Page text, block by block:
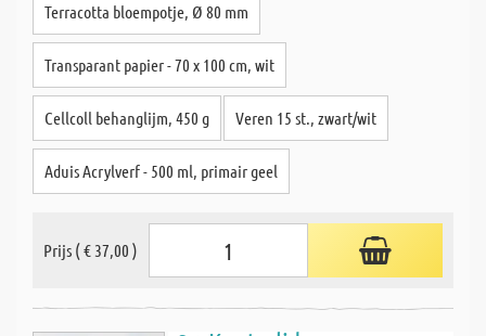
Terracotta bloempotje, Ø 80 mm
Transparant papier - 70 x 100 cm, wit
Cellcoll behanglijm, 450 g Veren 15 st., zwart/wit
Aduis Acrylverf - 500 ml, primair geel
Prijs ( € 37,00 )